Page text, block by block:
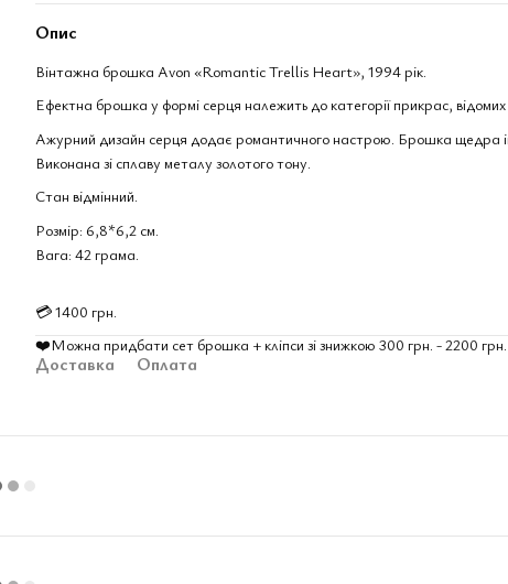
Опис
Вінтажна брошка Avon «Romantic Trellis Heart», 1994 рік.
Ефектна брошка у формі серця належить до категорії прикрас,
Ажурний дизайн серця додає романтичного настрою. Брошка щедра
Виконана зі сплаву металу золотого тону.
Стан відмінний.
Розмір: 6,8*6,2 см.
Вага: 42 грама.
💳 1400 грн.
❤️Можна придбати сет брошка + кліпси зі знижкою 300 грн. - 2200 грн.
Доставка Оплата